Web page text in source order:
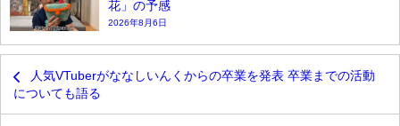
花」の予感
2026年8月6日
人気VTuberがななしいんくからの卒業を発表 卒業までの活動
についても語る